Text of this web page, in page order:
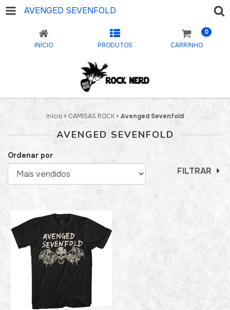
AVENGED SEVENFOLD
INÍCIO PRODUTOS CARRINHO
0
Início > CAMISAS ROCK > Avenged Sevenfold
AVENGED SEVENFOLD
Ordenar por
FILTRAR